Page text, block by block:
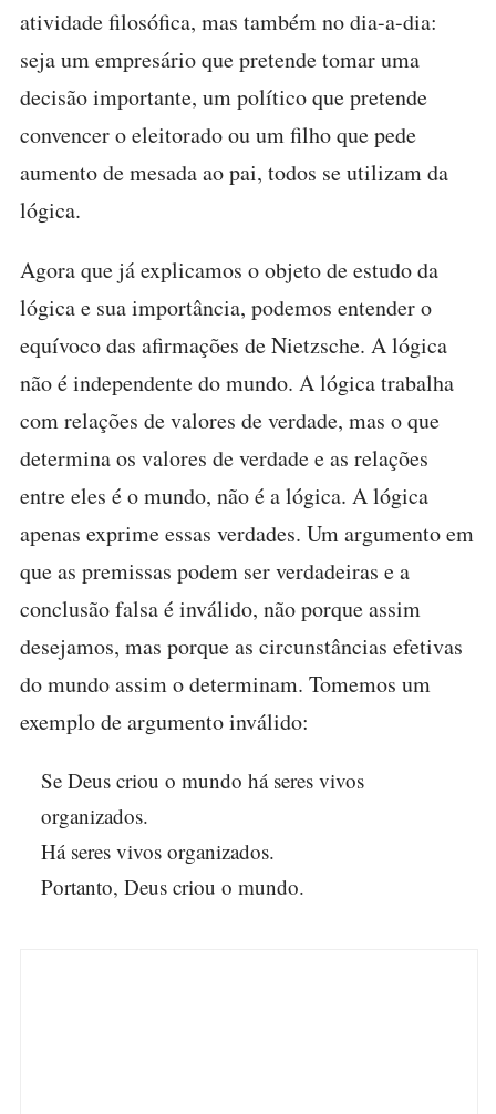
atividade filosófica, mas também no dia-a-dia:
seja um empresário que pretende tomar uma
decisão importante, um político que pretende
convencer o eleitorado ou um filho que pede
aumento de mesada ao pai, todos se utilizam da
lógica.
Agora que já explicamos o objeto de estudo da
lógica e sua importância, podemos entender o
equívoco das afirmações de Nietzsche. A lógica
não é independente do mundo. A lógica trabalha
com relações de valores de verdade, mas o que
determina os valores de verdade e as relações
entre eles é o mundo, não é a lógica. A lógica
apenas exprime essas verdades. Um argumento em
que as premissas podem ser verdadeiras e a
conclusão falsa é inválido, não porque assim
desejamos, mas porque as circunstâncias efetivas
do mundo assim o determinam. Tomemos um
exemplo de argumento inválido:
Se Deus criou o mundo há seres vivos
organizados.
Há seres vivos organizados.
Portanto, Deus criou o mundo.